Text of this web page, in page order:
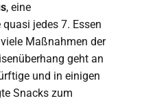
, eine
quasi jedes 7. Essen
Maßnahmen der
geht an
und in einigen
Snacks zum